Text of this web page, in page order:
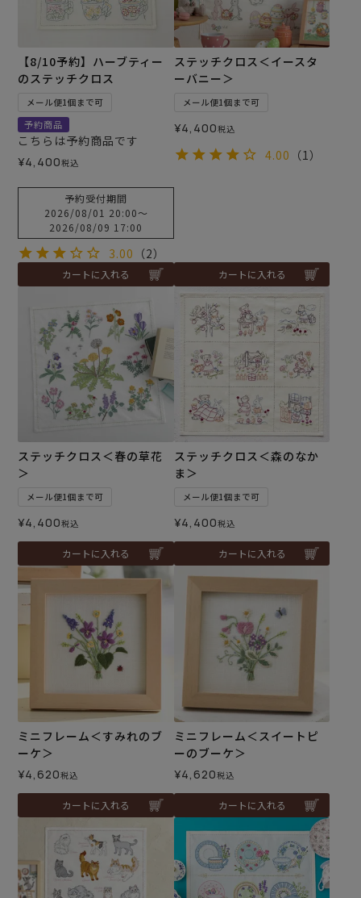
【8/10予約】ハーブティー
のステッチクロス
メール便1個まで可
予約商品
こちらは予約商品です
¥4,400税込
予約受付期間
2026/08/01 20:00〜
2026/08/09 17:00
3.00 （2）
カートに入れる
ステッチクロス＜イースタ
ーバニー＞
メール便1個まで可
¥4,400税込
4.00 （1）
カートに入れる
ステッチクロス＜春の草花
＞
メール便1個まで可
¥4,400税込
カートに入れる
ステッチクロス＜森のなか
ま＞
メール便1個まで可
¥4,400税込
カートに入れる
ミニフレーム＜すみれのブ
ーケ＞
¥4,620税込
カートに入れる
ミニフレーム＜スイートピ
ーのブーケ＞
¥4,620税込
カートに入れる